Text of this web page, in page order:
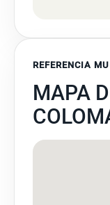
REFERENCIA
MAPA